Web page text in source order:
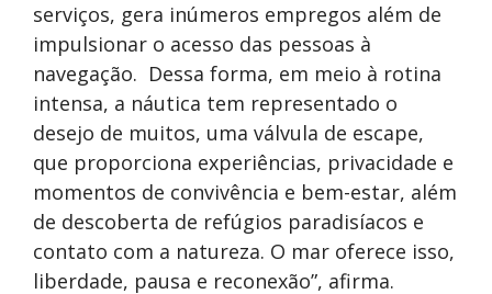
serviços, gera inúmeros empregos além de
impulsionar o acesso das pessoas à
navegação. Dessa forma, em meio à rotina
intensa, a náutica tem representado o
desejo de muitos, uma válvula de escape,
que proporciona experiências, privacidade e
momentos de convivência e bem-estar, além
de descoberta de refúgios paradisíacos e
contato com a natureza. O mar oferece isso,
liberdade, pausa e reconexão”, afirma.